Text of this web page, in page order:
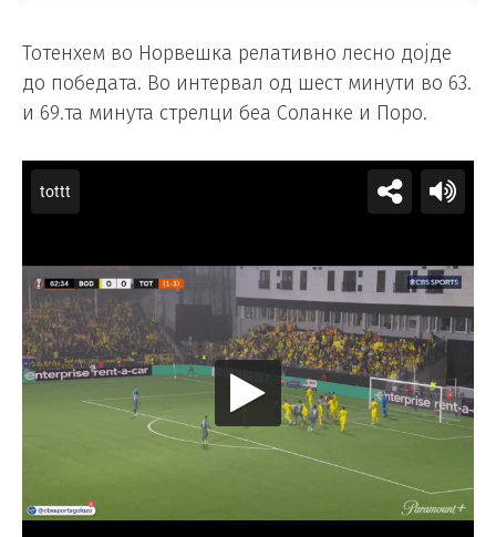
Тотенхем во Норвешка релативно лесно дојде
до победата. Во интервал од шест минути во 63.
и 69.та минута стрелци беа Соланке и Поро.